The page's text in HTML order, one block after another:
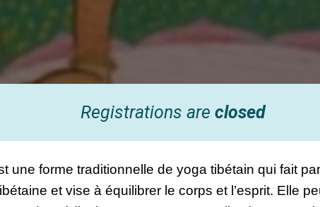
Registrations are closed
une forme traditionnelle de yoga tibétain qui fait
et vise à équilibrer le corps et l’esprit. Elle